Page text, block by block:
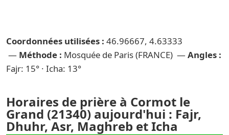
Coordonnées utilisées : 46.96667, 4.63333
— Méthode : Mosquée de Paris (FRANCE) — Angles :
Fajr: 15° · Icha: 13°
Horaires de prière à Cormot le
Grand (21340) aujourd'hui : Fajr,
Dhuhr, Asr, Maghreb et Icha